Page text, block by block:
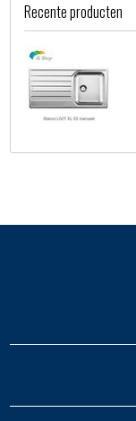
Recente producten